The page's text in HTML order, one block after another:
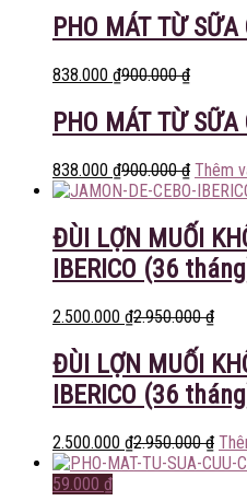
PHO MÁT TỪ SỮA
838.000 ₫900.000₫
PHO MÁT TỪ SỮA
838.000 ₫900.000₫ Thêm
ĐÙI LỢN MUỐI
IBERICO (36
2.500.000 ₫2.950.000₫
ĐÙI LỢN MUỐI
IBERICO (36
2.500.000 ₫2.950.000₫
59.000 ₫